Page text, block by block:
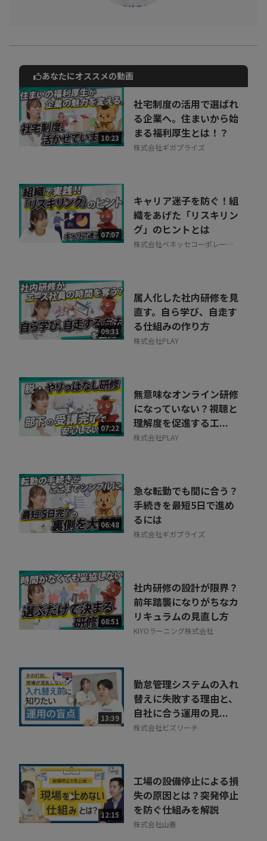
動画でご紹介しているサービスについて
お気軽にご相談・ご質問いただけます！
30秒でお申し込み可能
相談を希望する 無料
あなたにオススメの動画
10:23
社宅制度の活用で選ばれ
る企業へ。住まいから始
まる福利厚生とは！？
株式会社ギガプライズ
07:07
キャリア迷子を防ぐ！組
織をあげた「リスキリン
グ」のヒントとは
株式会社ベネッセコーポレーシ
09:31
属人化した社内研修を見
直す。自ら学び、自走す
る仕組みの作り方
株式会社PLAY
07:22
無意味なオンライン研修
になっていない？視聴と
理解度を促進する工...
株式会社PLAY
06:48
急な転勤でも間に合う？
手続きを最短5日で進め
るには
株式会社ギガプライズ
08:51
社内研修の設計が限界？
前年踏襲になりがちなカ
リキュラムの見直し方
KIYOラーニング株式会社
13:39
勤怠管理システムの入れ
替えに失敗する理由と、
自社に合う運用の見...
株式会社ビズリーチ
12:15
工場の設備停止による損
失の原因とは？突発停止
を防ぐ仕組みを解説
株式会社山善